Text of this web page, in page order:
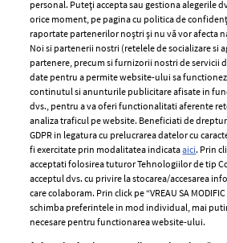
ELLE Style Awards
2024
Despre ELLE
Romania
Contact
Abonamente
personal. Puteți accepta sau gestiona alegerile
orice moment, pe pagina cu politica de
raportate partenerilor noștri și nu vă vor afecta
Noi si partenerii nostri (retelele de socializare si
partenere, precum si furnizorii nostri de servicii
date pentru a permite website-ului sa
continutul si anunturile publicitare afisate in
dvs., pentru a va oferi functionalitati aferente
analiza traficul pe website. Beneficiati de
GDPR in legatura cu prelucrarea datelor cu
fi exercitate prin modalitatea indicataaici. Prin
acceptati folosirea tuturor Tehnologiilor de tip
acceptul dvs. cu privire la stocarea/accesarea
care colaboram. Prin click pe “VREAU SA
schimba preferintele in mod individual, mai
necesare pentru functionarea website-ului.